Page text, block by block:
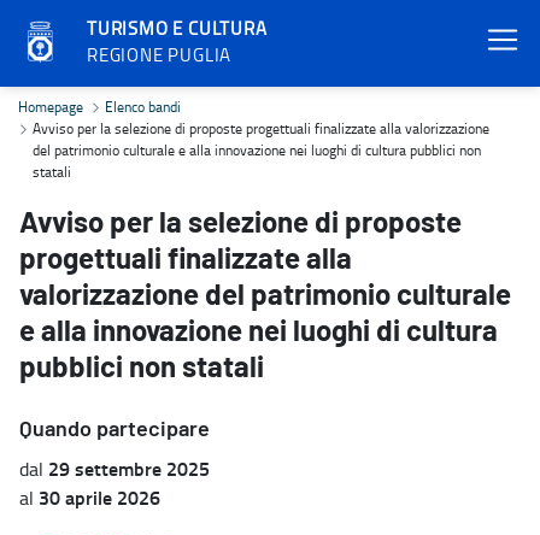
TURISMO E CULTURA
REGIONE PUGLIA
Avviso per la selezione di proposte progettuali finalizzate alla
Homepage
Elenco bandi
Avviso per la selezione di proposte progettuali finalizzate alla valorizzazione
del patrimonio culturale e alla innovazione nei luoghi di cultura pubblici non
statali
Avviso per la selezione di proposte
progettuali finalizzate alla
valorizzazione del patrimonio culturale
e alla innovazione nei luoghi di cultura
pubblici non statali
Quando partecipare
dal 29 settembre 2025
al 30 aprile 2026